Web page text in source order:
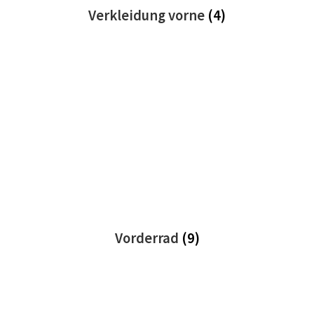
Verkleidung vorne (4)
Vorderrad (9)